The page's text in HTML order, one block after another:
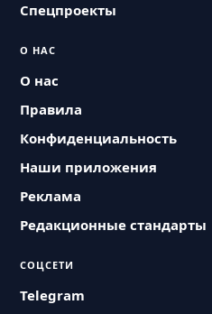
Спецпроекты
О НАС
О нас
Правила
Конфиденциальность
Наши приложения
Реклама
Редакционные стандарты
СОЦСЕТИ
Telegram